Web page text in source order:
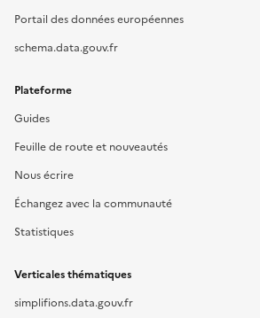
Portail des données européennes
schema.data.gouv.fr
Plateforme
Guides
Feuille de route et nouveautés
Nous écrire
Échangez avec la communauté
Statistiques
Verticales thématiques
simplifions.data.gouv.fr